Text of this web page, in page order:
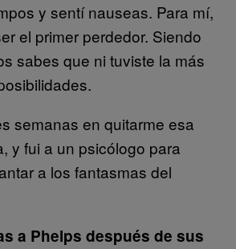
y sentí nauseas. Para mí,
el primer perdedor. Siendo
sabes que ni tuviste la más
semanas en quitarme esa
y fui a un psicólogo para
a los fantasmas del
a Phelps después de sus